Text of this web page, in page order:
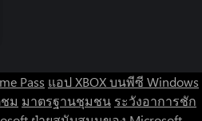
Pass แอป XBOX บนพีซี Windows
ม มาตรฐานชุมชน ระวังอาการชัก